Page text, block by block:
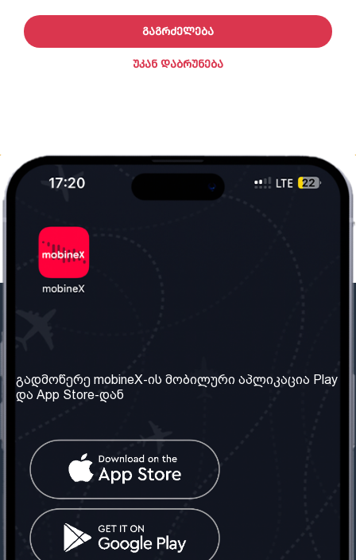
ᲣᲙᲐᲜ ᲓᲐᲑᲠᲣᲜᲔᲑᲐ
ᲒᲐᲒᲠᲫᲔᲚᲔᲑᲐ
ჩვენ შესახებ
ჩვენი სერვისები
წესები და პირობები
კითხვები
კონტაქტი
საქართველო: თბილისი
ტელ: 032 2 04 00 50
სოციალური ქსელი
გადმოწერე mobineX-ის მობილური აპლიკაცია Play
და App Store-დან